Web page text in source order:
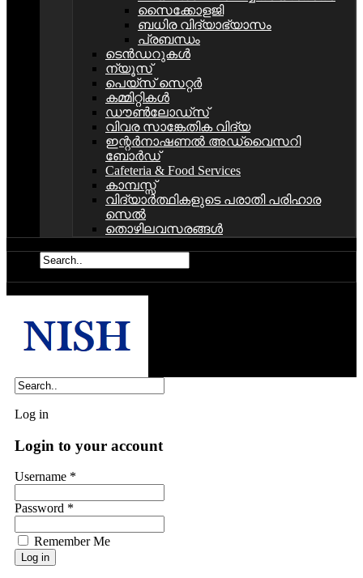
സൈക്കോളജി
ബധിര വിദ്യാഭ്യാസം
പ്രബന്ധം
ടെൻഡറുകൾ
ന്യൂസ്
പെയ്സ് സെറ്റര്‍
കമ്മിറ്റികള്‍
ഡൗണ്‍ലോഡ്സ്
വിവര സാങ്കേതിക വിദ്യ
ഇന്റര്‍നാഷണല്‍ അഡ്വൈസറി
ബോര്‍ഡ്‌
Cafeteria & Food Services
കാമ്പസ്സ്
വിദ്യാര്‍ത്ഥികളുടെ പരാതി പരിഹാര
സെല്‍
തൊഴിലവസരങ്ങള്‍
Log in
Login to your account
Username *
Password *
Remember Me